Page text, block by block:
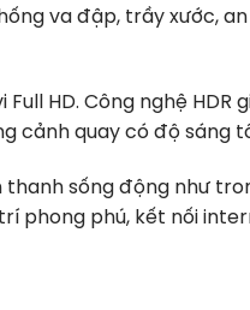
va đập, trầy xước,
HD. Công nghệ HDR
cảnh quay có độ sáng
thanh sống động như
phong phú, kết nối